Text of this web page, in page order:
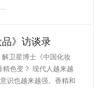
》访谈录
卫星博士《中国化妆
精色变？ 现代人越来越
识也越来越强。香精和